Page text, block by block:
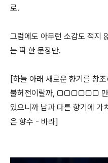
로.
그럼에도 아무런 소감도 적지
는 딱 한 문장만.
[하늘 아래 새로운 향기를 창
불허전이랄까, □□□□□□ 만
있으니까 남과 다른 향기에 가
은 향수 - 바라]